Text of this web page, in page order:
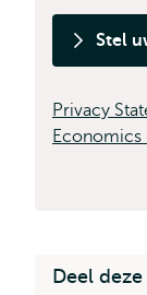
Stel
Privacy
Economics
Deel deze